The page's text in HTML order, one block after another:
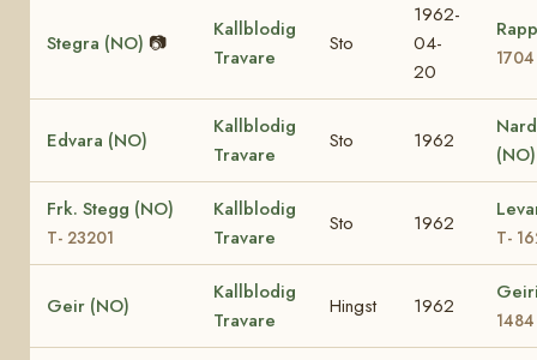
Stegra (NO) 📷
Kallblodig
Travare
Sto
1962-
04-
20
1704
Edvara (NO)
Kallblodig
Travare
Sto 1962
(NO)
Frk. Stegg (NO)
T- 23201
Kallblodig
Travare
Sto 1962
T-
Geir (NO)
Kallblodig
Travare
Hingst 1962
1484